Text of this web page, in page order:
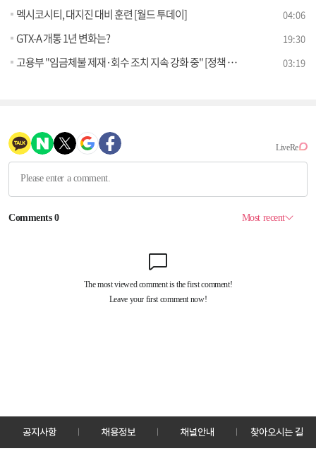
멕시코시티, 대지진 대비 훈련 [월드 투데이] 04:06
GTX-A 개통 1년 변화는? 19:30
고용부 "임금체불 제재·회수 조치 지속 강화 중" [정책 바로보기] 03:19
공지사항 채용정보 채널안내 찾아오시는 길